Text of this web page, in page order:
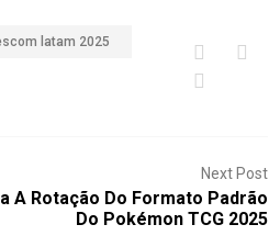
latam 2025
Next Post
A Rotação Do Formato Padrão
Do Pokémon TCG 2025